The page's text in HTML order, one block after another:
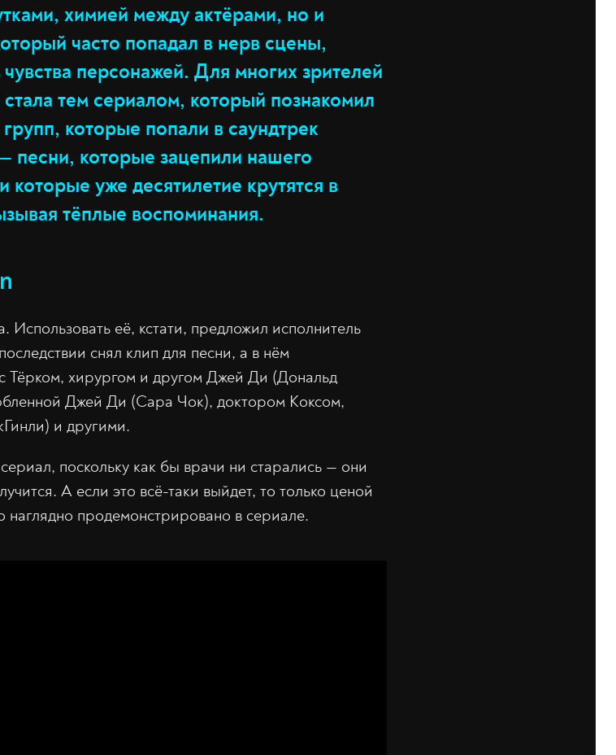
химией между актёрами, но и
часто попадал в нерв сцены,
персонажей. Для многих зрителей
тем сериалом, который познакомил
которые попали в саундтрек
песни, которые зацепили нашего
уже десятилетие крутятся в
тёплые воспоминания.
Использовать её, кстати, предложил исполнитель
снял клип для песни, а в нём
Тёрком, хирургом и другом Джей Ди (Дональд
Джей Ди (Сара Чок), доктором Коксом,
и другими.
поскольку как бы врачи ни старались — они
А если это всё-таки выйдет, то только ценой
наглядно продемонстрировано в сериале.